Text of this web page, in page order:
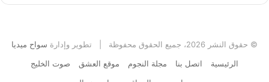
© حقوق النشر 2026، جميع الحقوق محفوظة | تطوير وإدارة
سواح ميديا
الرئيسية
اتصل بنا مجلة النجوم موقع العشق
صوت الخليج